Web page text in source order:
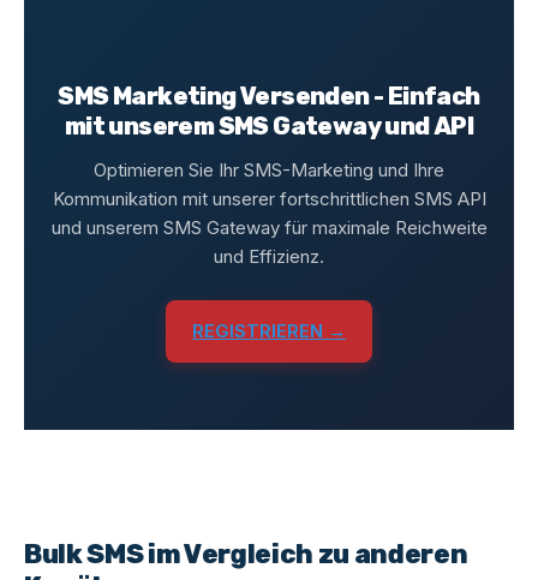
SMS Marketing Versenden - Einfach
mit unserem SMS Gateway und API
Optimieren Sie Ihr SMS-Marketing und Ihre
Kommunikation mit unserer fortschrittlichen SMS API
und unserem SMS Gateway für maximale Reichweite
und Effizienz.
REGISTRIEREN →
Bulk SMS im Vergleich zu anderen